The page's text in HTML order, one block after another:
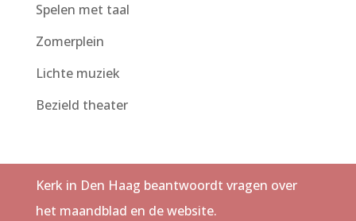
Spelen met taal
Zomerplein
Lichte muziek
Bezield theater
Kerk in Den Haag beantwoordt vragen over
het maandblad en de website.